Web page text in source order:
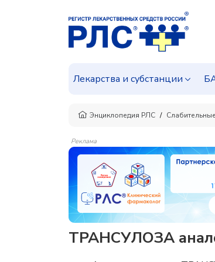
Лекарства и субстанции
Энциклопедия РЛС
Реклама
ТРАНСУЛОЗА